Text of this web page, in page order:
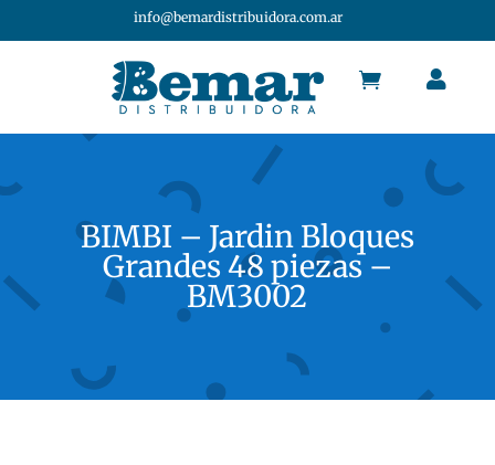
info@bemardistribuidora.com.ar
 
BIMBI – Jardin Bloques
Grandes 48 piezas –
BM3002